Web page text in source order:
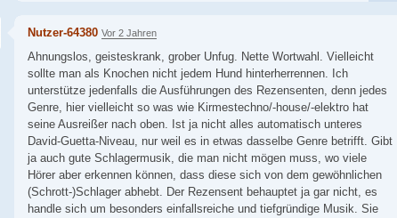
Nutzer-64380 Vor 2 Jahren
Ahnungslos, geisteskrank, grober Unfug. Nette Wortwahl. Vielleicht
sollte man als Knochen nicht jedem Hund hinterherrennen. Ich
unterstütze jedenfalls die Ausführungen des Rezensenten, denn jedes
Genre, hier vielleicht so was wie Kirmestechno/-house/-elektro hat
seine Ausreißer nach oben. Ist ja nicht alles automatisch unteres
David-Guetta-Niveau, nur weil es in etwas dasselbe Genre betrifft. Gibt
ja auch gute Schlagermusik, die man nicht mögen muss, wo viele
Hörer aber erkennen können, dass diese sich von dem gewöhnlichen
(Schrott-)Schlager abhebt. Der Rezensent behauptet ja gar nicht, es
handle sich um besonders einfallsreiche und tiefgründige Musik. Sie